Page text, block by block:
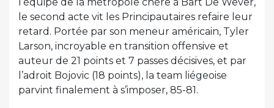
le second acte vit les Principautaires refaire leur
retard. Portée par son meneur américain, Tyler
Larson, incroyable en transition offensive et
auteur de 21 points et 7 passes décisives, et par
l’adroit Bojovic (18 points), la team liégeoise
parvint finalement à s’imposer, 85-81.